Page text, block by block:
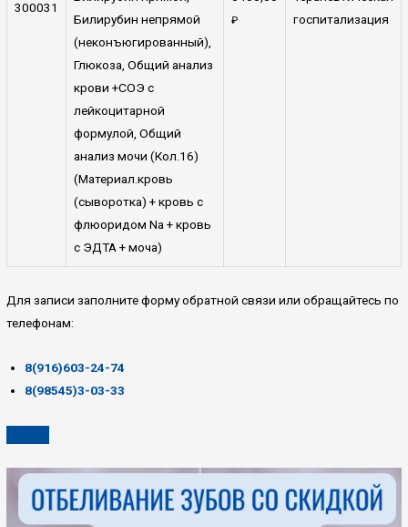
300031
Билирубин непрямой
(неконъюгированный),
Глюкоза, Общий анализ
крови +СОЭ с
лейкоцитарной
формулой, Общий
анализ мочи (Кол.16)
(Материал.кровь
(сыворотка) + кровь с
флюоридом Na + кровь
с ЭДТА + моча)
₽
госпитализация
Для записи заполните форму обратной связи или обращайтесь по
телефонам:
8(916)603-24-74
8(98545)3-03-33